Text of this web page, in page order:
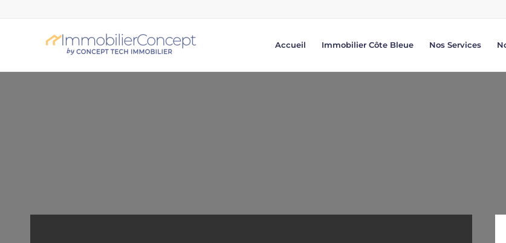
Accueil Immobilier Côte Bleue Nos Services